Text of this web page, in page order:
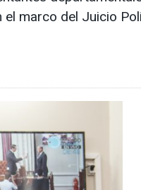
marco del Juicio